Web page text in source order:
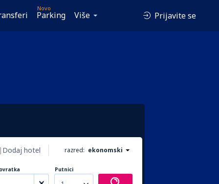
Novo
Parking Više Prijavite se
razred: ekonomski
Dodaj hotel
Putnici